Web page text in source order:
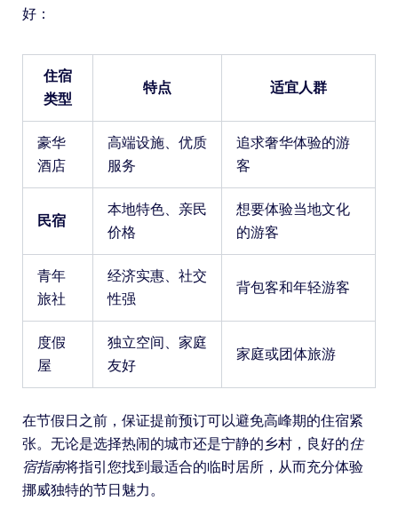
好：
住宿
类型
特点 适宜人群
豪华
酒店
高端设施、优质
服务
追求奢华体验的游
客
民宿
本地特色、亲民
价格
想要体验当地文化
的游客
青年
旅社
经济实惠、社交
性强
背包客和年轻游客
度假
屋
独立空间、家庭
友好
家庭或团体旅游
在节假日之前，保证提前预订可以避免高峰期的住宿紧
张。无论是选择热闹的城市还是宁静的乡村，良好的住
宿指南将指引您找到最适合的临时居所，从而充分体验
挪威独特的节日魅力。